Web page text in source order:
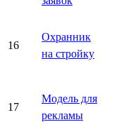
16
Охранник
на стройку
17
Модель для
рекламы